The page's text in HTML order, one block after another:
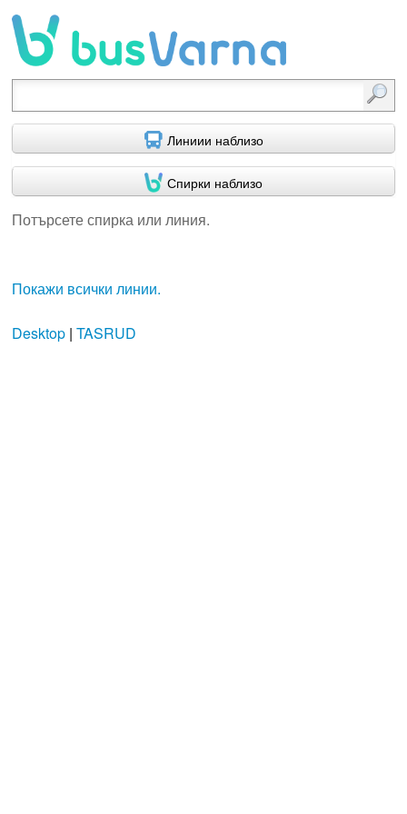
Линиии наблизо
Спирки наблизо
Потърсете спирка или линия.
Покажи всички линии.
Desktop| TASRUD